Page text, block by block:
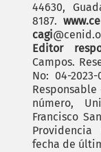
44630,
8187.
cagi
Editor
Campos.
No: 04-2023-
número,
Francisco
Providencia
fecha de